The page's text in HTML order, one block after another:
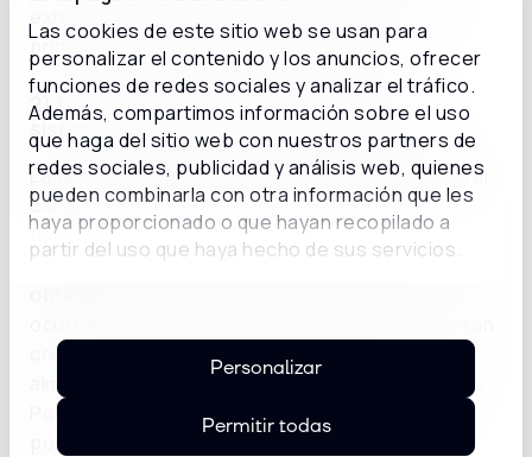
Las cookies de este sitio web se usan para
personalizar el contenido y los anuncios, ofrecer
funciones de redes sociales y analizar el tráfico.
Además, compartimos información sobre el uso
que haga del sitio web con nuestros partners de
redes sociales, publicidad y análisis web, quienes
pueden combinarla con otra información que les
haya proporcionado o que hayan recopilado a
partir del uso que haya hecho de sus servicios.
Permitir todas
Personalizar
primer clic hasta después de la compra.
2) Integrar todos los datos, procesos y
sistemas en una sola tecnología
La tecnología omnicanal no solo permite integrar
canales, sino también datos.La información
digital del usuario es imprescindible para
optimizar las acciones de marketing y ventas y
con datos de sus leads y clientes, pero están
almacenados en silos, separados unos de otros.
Por un lado están los de comercio electrónico,
por otro los del CRM, por otro los de las